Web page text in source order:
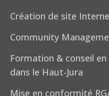
Création de site
Community
Formation & conseil
dans le Haut-Jura
Mise en conformité